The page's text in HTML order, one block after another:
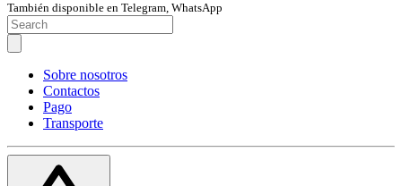
También disponible en Telegram, WhatsApp
Sobre nosotros
Contactos
Pago
Transporte